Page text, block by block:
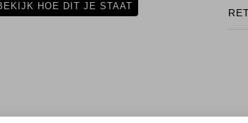
HOE DIT JE STAAT